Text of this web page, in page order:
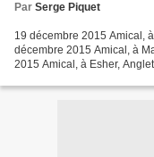
Par Serge Piquet
19 décembre 2015 Amical,
décembre 2015 Amical, à
2015 Amical, à Esher,